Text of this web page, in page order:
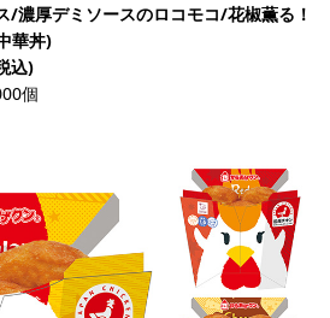
/濃厚デミソースのロコモコ/花椒薫る！
華丼)
込)
個